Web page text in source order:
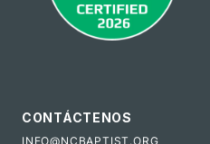
CONTÁCTENOS
INFO@NCBAPTIST.ORG